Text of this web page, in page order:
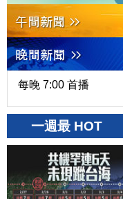
每晚 7:00 首播
一週最 HOT